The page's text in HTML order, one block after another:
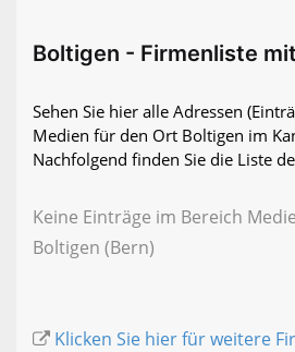
Boltigen - Firmenliste
Sehen Sie hier alle Adressen
Medien für den Ort Boltigen im
Nachfolgend finden Sie die Liste
Keine Einträge im Bereich
Boltigen (Bern)
Klicken Sie hier für weitere